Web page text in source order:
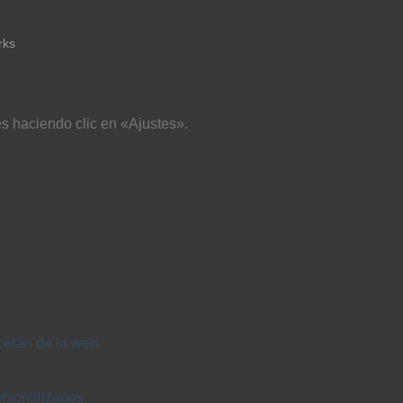
haciendo clic en «Ajustes».
de la web.